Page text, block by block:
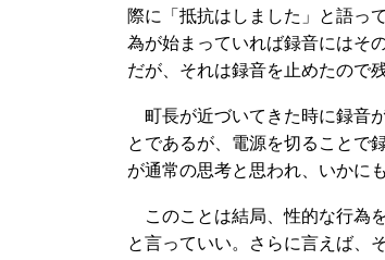
際に「抵抗はしました」と語っ
為が始まっていれば録音にはそ
だが、それは録音を止めたので
町長が近づいてきた時に録音
とであるが、電源を切ることで
が通常の思考と思われ、いかに
このことは結局、性的な行為
と言っていい。さらに言えば、